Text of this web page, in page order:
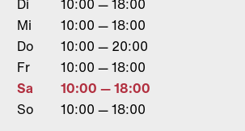
Di
10:00 — 18:00
Mi
10:00 — 18:00
Do
10:00 — 20:00
Fr
10:00 — 18:00
Sa
10:00 — 18:00
So
10:00 — 18:00